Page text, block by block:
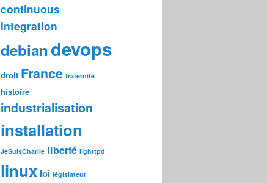
continuous
integration
debiandevops
droit France fraternité
histoire
industrialisation
installation
JeSuisCharlie liberté lighttpd
linux loi législateur